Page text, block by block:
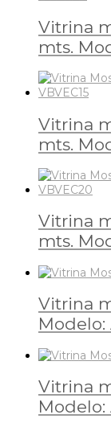
Vitrina
mts.
Vitrina
mts.
Vitrina
mts.
Vitrina
Modelo:
Vitrina
Modelo: